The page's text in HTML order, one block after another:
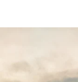
クション